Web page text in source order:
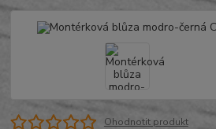
Ohodnotit produkt